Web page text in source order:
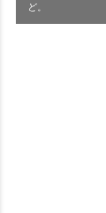
ど。